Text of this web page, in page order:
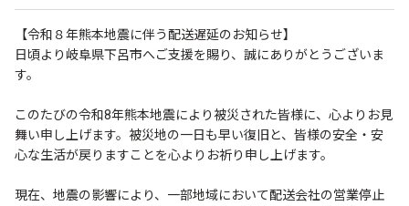
【令和８年熊本地震に伴う配送遅延のお知らせ】
日頃より岐阜県下呂市へご支援を賜り、誠にありがとうございま
す。
このたびの令和8年熊本地震により被災された皆様に、心よりお見
舞い申し上げます。被災地の一日も早い復旧と、皆様の安全・安
心な生活が戻りますことを心よりお祈り申し上げます。
現在、地震の影響により、一部地域において配送会社の営業停止